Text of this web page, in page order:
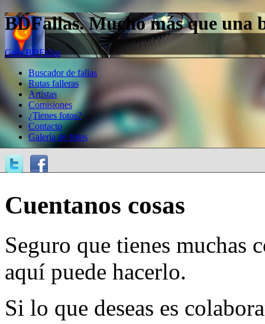
BDFallas. Mucho más que una
Guía BDFallas
Buscador de fallas
Rutas falleras
Artistas
Comisiones
¿Tienes fotos?
Contacto
Galería de fotos
Cuentanos cosas
Seguro que tienes muchas
aquí puede hacerlo.
Si lo que deseas es